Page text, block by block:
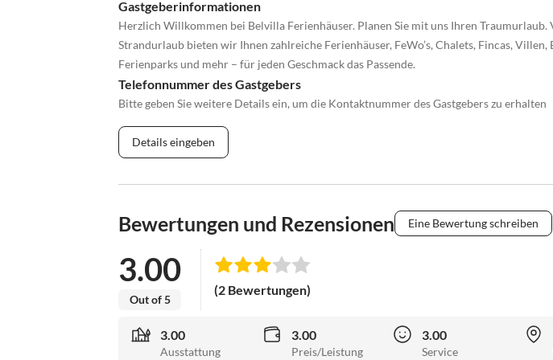
Gastgeberinformationen
Herzlich Willkommen bei Belvilla Ferienhäuser. Planen Sie mit uns Ihren Traumurlaub.
Strandurlaub bieten wir Ihnen zahlreiche Ferienhäuser, FeWo’s, Chalets, Fincas, Villen,
Ferienparks und mehr – für jeden Geschmack das Passende.
Telefonnummer des Gastgebers
Bitte geben Sie weitere Details ein, um die Kontaktnummer des Gastgebers zu erhalten
Details eingeben
Bewertungen und Rezensionen Eine Bewertung schreiben
3.00
Out of 5
(2 Bewertungen)
3.00
Ausstattung
3.00
Preis/Leistung
3.00
Service